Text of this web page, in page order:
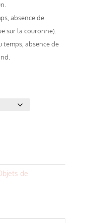
absence de
sur la couronne).
temps, absence de
de